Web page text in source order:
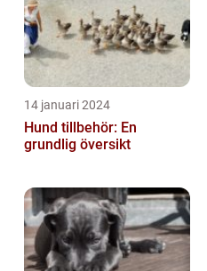
14 januari 2024
Hund tillbehör: En
grundlig översikt